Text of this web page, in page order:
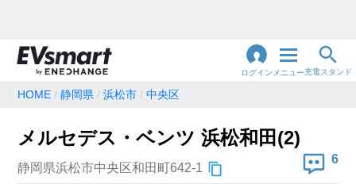
ログイン メニュー充電スタンド
地名・観光スポット・住所 で検索
HOME 静岡県 浜松市 中央区
メルセデス・ベンツ 浜松和田(2)
静岡県浜松市中央区和田町642-1
6